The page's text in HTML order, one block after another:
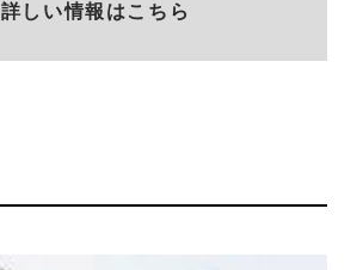
詳しい情報はこちら